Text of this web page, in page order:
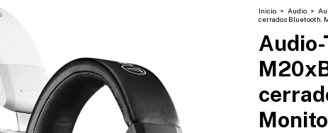
Inicio > Audio >
cerrados Bluetooth.